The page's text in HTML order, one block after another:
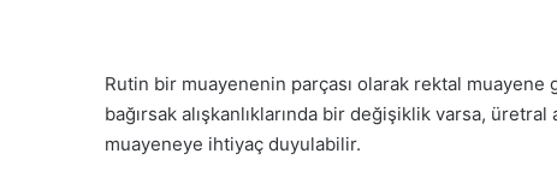
Rutin bir muayenenin parçası olarak rektal
bağırsak alışkanlıklarında bir değişiklik varsa,
muayeneye ihtiyaç duyulabilir.